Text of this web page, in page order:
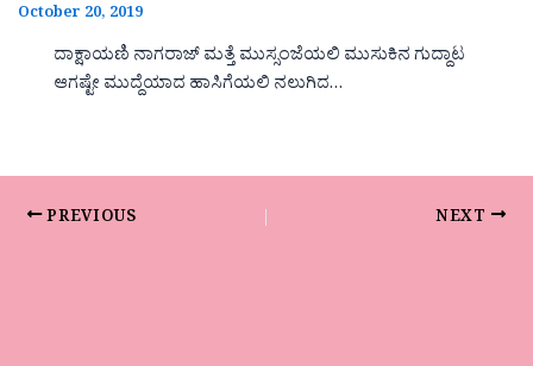
October 20, 2019
ದಾಕ್ಷಾಯಣಿ ನಾಗರಾಜ್ ಮತ್ತೆ ಮುಸ್ಸಂಜೆಯಲಿ ಮುಸುಕಿನ ಗುದ್ದಾಟ
ಆಗಷ್ಟೇ ಮುದ್ದೆಯಾದ ಹಾಸಿಗೆಯಲಿ ನಲುಗಿದ…
PREVIOUS NEXT